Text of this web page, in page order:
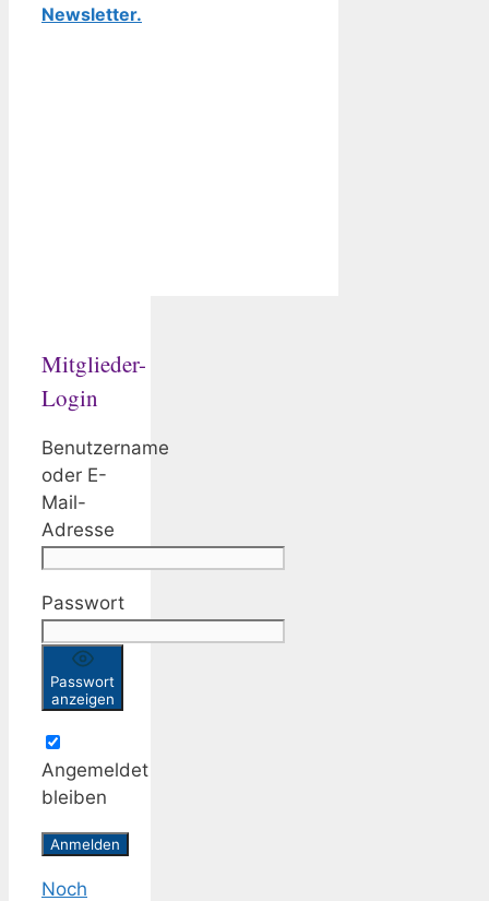
Newsletter.
Mitglieder-
Login
Benutzername
oder E-
Mail-
Adresse
Passwort
Passwort
anzeigen
Angemeldet
bleiben
Noch